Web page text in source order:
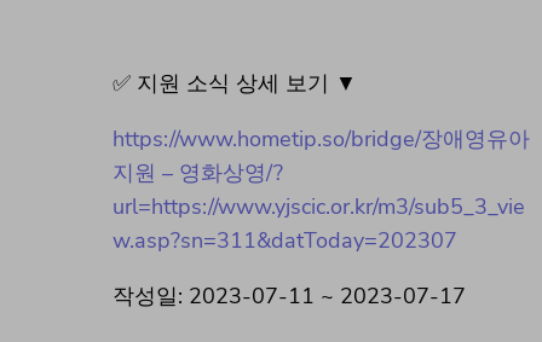
✅ 지원 소식 상세 보기 ▼
https://www.hometip.so/bridge/장애영유아
지원 – 영화상영/?
url=https://www.yjscic.or.kr/m3/sub5_3_vie
w.asp?sn=311&datToday=202307
작성일: 2023-07-11 ~ 2023-07-17